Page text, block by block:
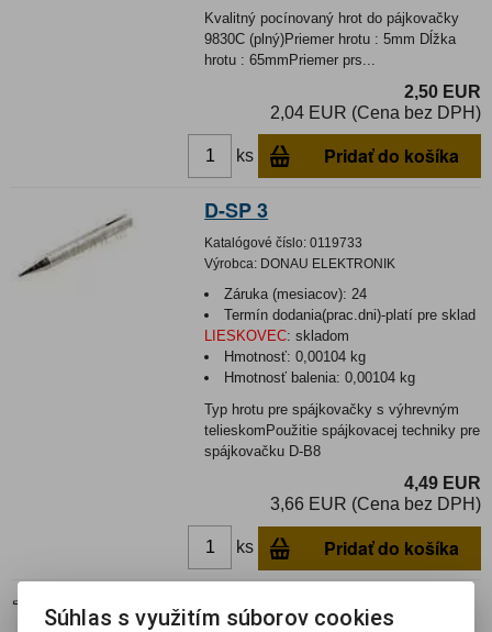
Kvalitný pocínovaný hrot do pájkovačky
9830C (plný)Priemer hrotu : 5mm Dĺžka
hrotu : 65mmPriemer prs...
2,50 EUR
2,04 EUR (Cena bez DPH)
ks Pridať do košíka
D-SP 3
Katalógové číslo: 0119733
Výrobca: DONAU ELEKTRONIK
Záruka (mesiacov): 24
Termín dodania(prac.dni)-platí pre sklad
LIESKOVEC: skladom
Hmotnosť:0,00104 kg
Hmotnosť balenia:0,00104 kg
Typ hrotu pre spájkovačky s výhrevným
telieskomPoužitie spájkovacej techniky pre
spájkovačku D-B8
4,49 EUR
3,66 EUR (Cena bez DPH)
ks Pridať do košíka
ET S
Súhlas s využitím súborov cookies